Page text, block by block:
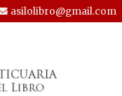
asilolibro@gmail.com